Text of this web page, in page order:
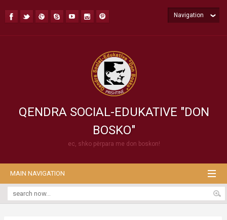
QENDRA SOCIAL-EDUKATIVE "DON
BOSKO"
ec, shko përpara me don boskon!
Navigation
MAIN NAVIGATION